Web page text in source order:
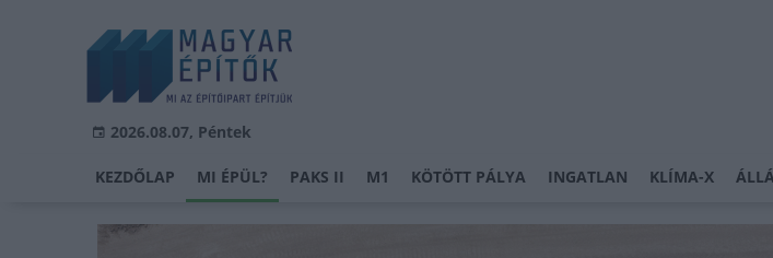
2026.08.07, Péntek
KEZDŐLAP MI ÉPÜL? PAKS II M1 KÖTÖTT PÁLYA INGATLAN KLÍMA-X